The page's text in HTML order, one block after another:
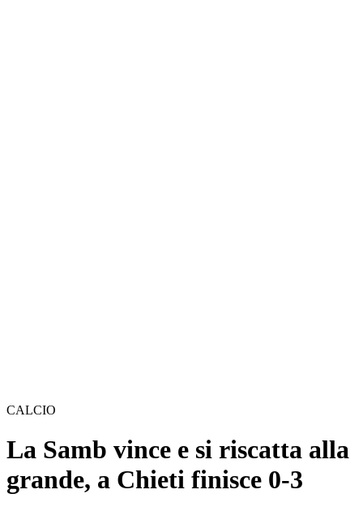
CALCIO
La Samb vince e si riscatta alla
grande, a Chieti finisce 0-3